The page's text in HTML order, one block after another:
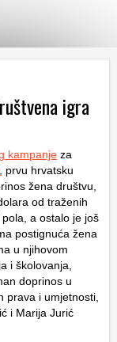
igra
kampanje za
, prvu hrvatsku
žena društvu,
od traženih
a ostalo je još
postignuća žena
u njihovom
i školovanja,
doprinos u
prava i umjetnosti,
i Marija Jurić